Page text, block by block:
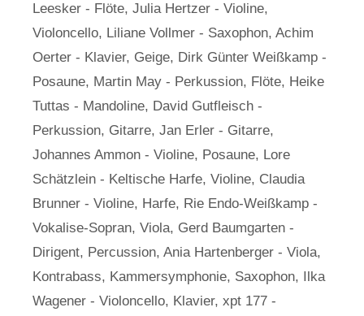
Leesker - Flöte, Julia Hertzer - Violine,
Violoncello, Liliane Vollmer - Saxophon, Achim
Oerter - Klavier, Geige, Dirk Günter Weißkamp -
Posaune, Martin May - Perkussion, Flöte, Heike
Tuttas - Mandoline, David Gutfleisch -
Perkussion, Gitarre, Jan Erler - Gitarre,
Johannes Ammon - Violine, Posaune, Lore
Schätzlein - Keltische Harfe, Violine, Claudia
Brunner - Violine, Harfe, Rie Endo-Weißkamp -
Vokalise-Sopran, Viola, Gerd Baumgarten -
Dirigent, Percussion, Ania Hartenberger - Viola,
Kontrabass, Kammersymphonie, Saxophon, Ilka
Wagener - Violoncello, Klavier, xpt 177 -